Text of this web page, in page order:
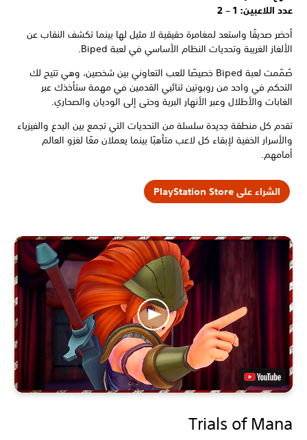
عدد اللاعبين: 1 – 2
أحضر صديقًا واستعد لمغامرة حقيقية لا مثيل لها بينما تكشف النقاب عن
الألغاز الغريبة وتحديات النظام الأساسي في لعبة Biped.
صُمّمت لعبة Biped خصيصًا للعب التعاوني بين شخصين، وهي تتيح لك
التحكم في واحد من روبوتين ثنائيي القدمين في مهمة ستأخذك عبر
الغابات والأطلال وعبر الأنهار البرية وحتى إلى الوديان والصحاري.
تقدم كل منطقة جديدة سلسلة من التحديات التي تجمع بين البدع والفيزياء
والأسرار الخفية لإبقاء كل لاعب متأهبًا بينما يعملان معًا لغزو العالم
أمامهم.
الشراء على PlayStation Store
Trials of Mana